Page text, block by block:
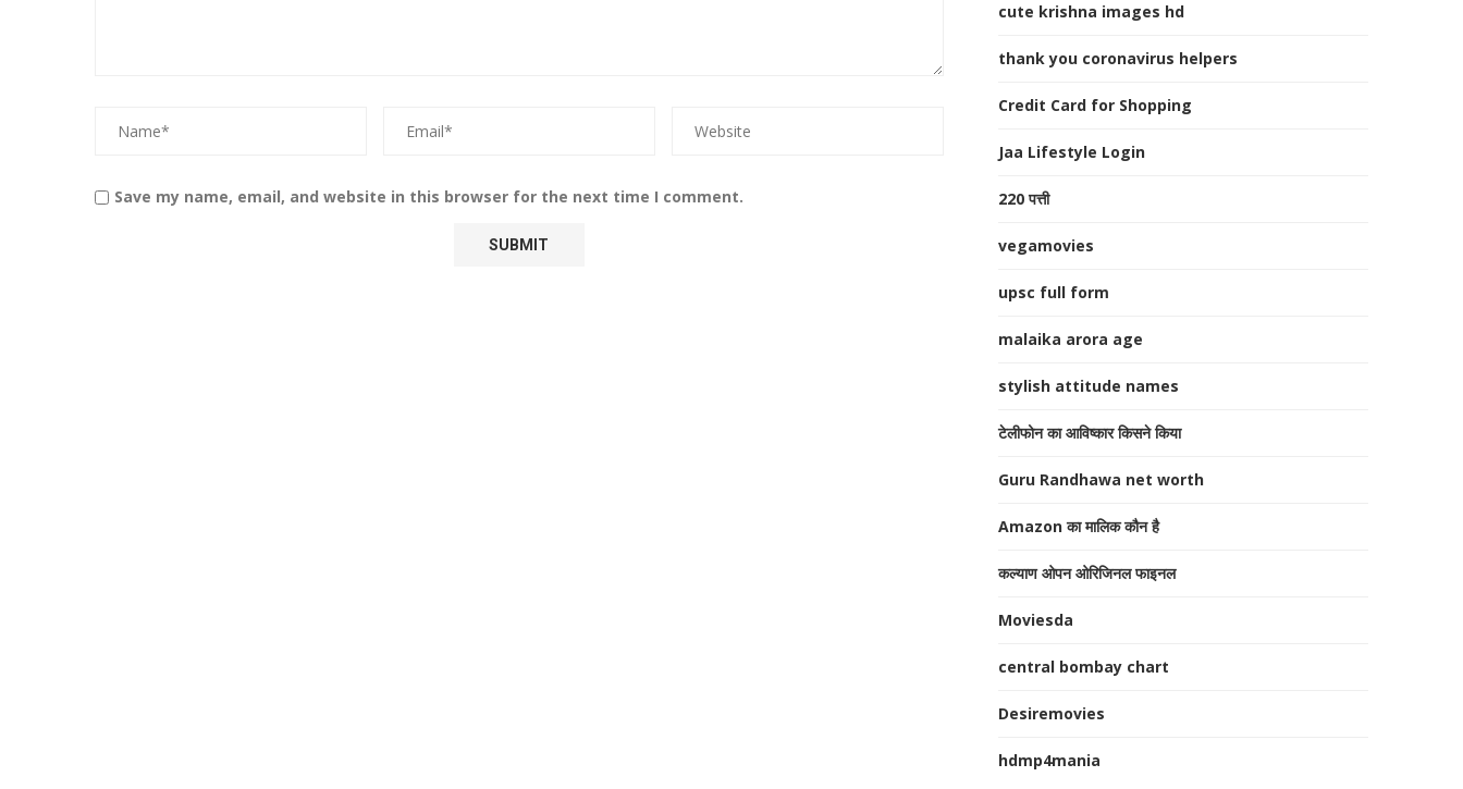
Save my name, email, and website in this browser for the next time I comment.
cute krishna images hd
thank you coronavirus helpers
Credit Card for Shopping
Jaa Lifestyle Login
220 पत्ती
vegamovies
upsc full form
malaika arora age
stylish attitude names
टेलीफोन का आविष्कार किसने किया
Guru Randhawa net worth
Amazon का मालिक कौन है
कल्याण ओपन ओरिजिनल फाइनल
Moviesda
central bombay chart
Desiremovies
hdmp4mania